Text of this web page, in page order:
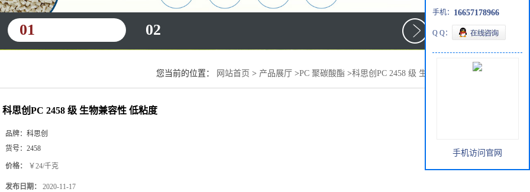
01 02
您当前的位置： 网站首页 > 产品展厅 >PC 聚碳酸酯 >科思创PC 2458 级 生物兼容性 低粘度
科思创PC 2458 级 生物兼容性 低粘度
品牌： 科思创
货号： 2458
价格： ￥24/千克
发布日期： 2020-11-17
手机： 16657178966
Q Q：
手机访问官网